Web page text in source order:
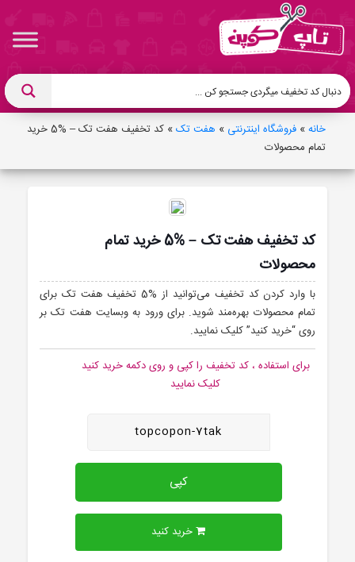
خانه» فروشگاه اینترنتی » هفت تک»
کد تخفیف هفت تک – %5 خرید
تمام محصولات
کد تخفیف هفت تک – %5 خرید تمام
محصولات
با وارد کردن کد تخفیف می‌توانید از %5 تخفیف هفت تک برای
تمام محصولات بهره‌مند شوید. برای ورود به وبسایت هفت تک بر
روی “خرید کنید” کلیک نمایید.
برای استفاده ، کد تخفیف را کپی و روی دکمه خرید کنید
کلیک نمایید
topcopon-7tak
کپی
خرید کنید